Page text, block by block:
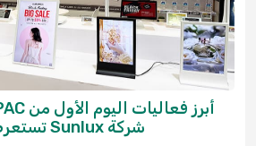
شركة Sunlux تستعرض···